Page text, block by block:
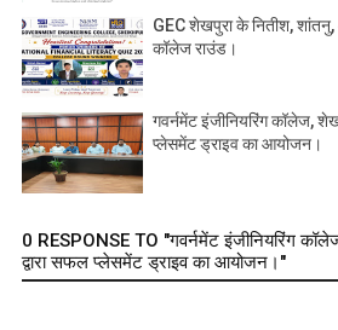
GEC शेखपुरा के नितीश,
कॉलेज राउंड।
गवर्नमेंट इंजीनियरिंग कॉलेज,
प्लेसमेंट ड्राइव का आयोजन।
0 RESPONSE TO "गवर्नमेंट इंजीनियरिंग
द्वारा सफल प्लेसमेंट ड्राइव का आयोजन।"